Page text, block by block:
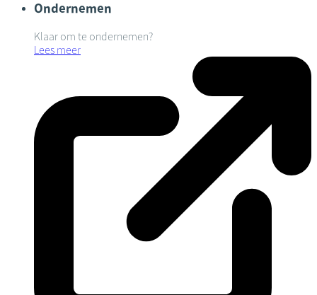
Ondernemen
Klaar om te ondernemen?
Lees meer